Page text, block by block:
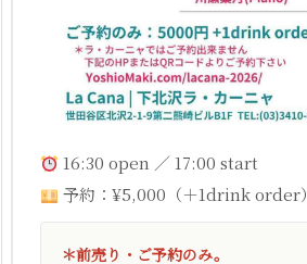
16:30 open ／ 17:00 start
予約：¥5,000（＋1drink order）
＊前売り・ご予約のみ。